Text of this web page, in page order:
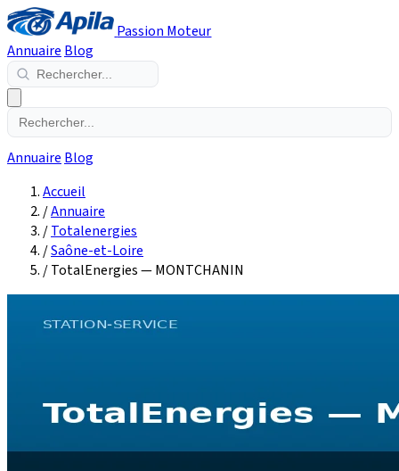
Passion Moteur
Annuaire Blog
Annuaire Blog
Accueil
/Annuaire
/Totalenergies
/Saône-et-Loire
/TotalEnergies — MONTCHANIN